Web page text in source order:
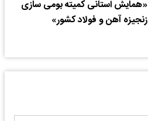
«همایش استانی کمیته بومی سازی
زنجیزه آهن و فولاد کشور»